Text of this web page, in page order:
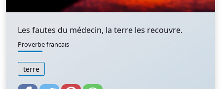
Les fautes du médecin, la terre les recouvre.
Proverbe francais
terre